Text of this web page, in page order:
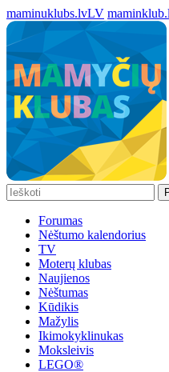
maminuklubs.lvLV
Forumas
Nėštumo kalendorius
TV
Moterų klubas
Naujienos
Nėštumas
Kūdikis
Mažylis
Ikimokyklinukas
Moksleivis
LEGO®